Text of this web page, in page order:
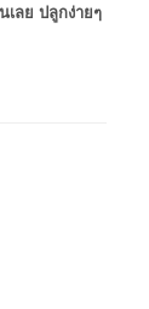
เลย ปลูกง่ายๆ